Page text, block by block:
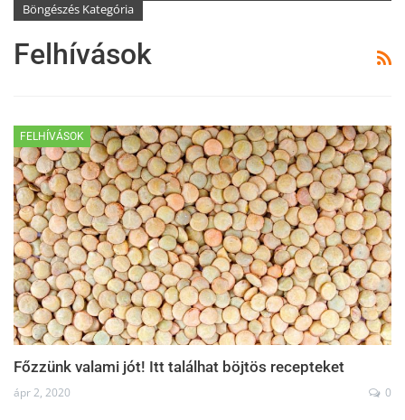
Böngészés Kategória
Felhívások
FELHÍVÁSOK
Főzzünk valami jót! Itt találhat böjtös recepteket
ápr 2, 2020 0